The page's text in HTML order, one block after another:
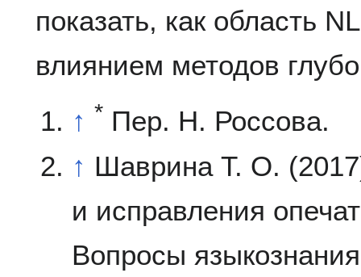
показать, как область
влиянием методов
↑ * Пер. Н. Россова.
↑ Шаврина Т. О.
и исправления
Вопросы